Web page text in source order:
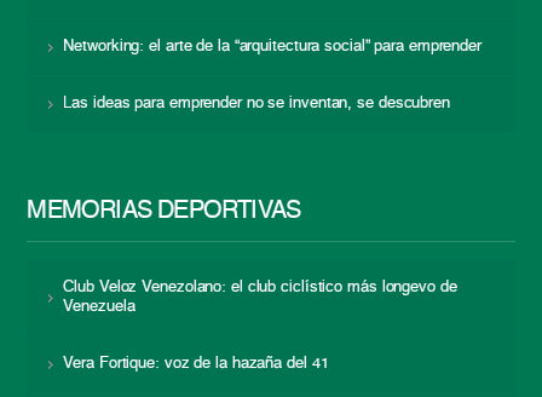
Networking: el arte de la “arquitectura social” para emprender
Las ideas para emprender no se inventan, se descubren
MEMORIAS DEPORTIVAS
Club Veloz Venezolano: el club ciclístico más longevo de
Venezuela
Vera Fortique: voz de la hazaña del 41